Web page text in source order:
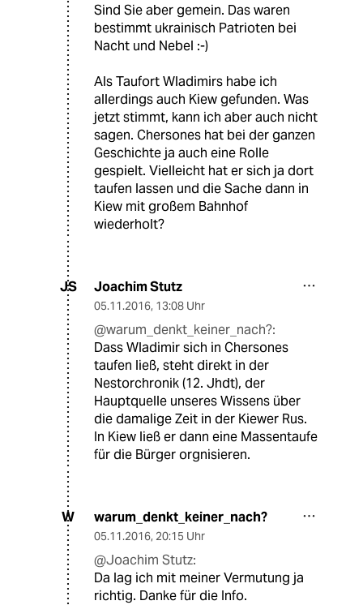
Sind Sie aber gemein. Das waren
bestimmt ukrainisch Patrioten bei
Nacht und Nebel :-)
Als Taufort Wladimirs habe ich
allerdings auch Kiew gefunden. Was
jetzt stimmt, kann ich aber auch nicht
sagen. Chersones hat bei der ganzen
Geschichte ja auch eine Rolle
gespielt. Vielleicht hat er sich ja dort
taufen lassen und die Sache dann in
Kiew mit großem Bahnhof
wiederholt?
JS Joachim Stutz
05.11.2016, 13:08 Uhr
@warum_denkt_keiner_nach?:
Dass Wladimir sich in Chersones
taufen ließ, steht direkt in der
Nestorchronik (12. Jhdt), der
Hauptquelle unseres Wissens über
die damalige Zeit in der Kiewer Rus.
In Kiew ließ er dann eine Massentaufe
für die Bürger orgnisieren.
W warum_denkt_keiner_nach?
05.11.2016, 20:15 Uhr
@Joachim Stutz:
Da lag ich mit meiner Vermutung ja
richtig. Danke für die Info.